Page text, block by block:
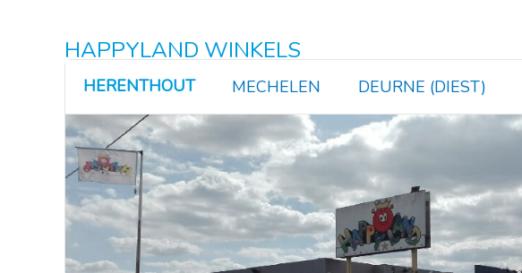
HAPPYLAND WINKELS
HERENTHOUT MECHELEN DEURNE (DIEST)